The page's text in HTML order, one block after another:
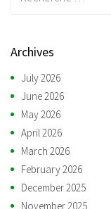
Archives
July 2026
June 2026
May 2026
April 2026
March 2026
February 2026
December 2025
November 2025